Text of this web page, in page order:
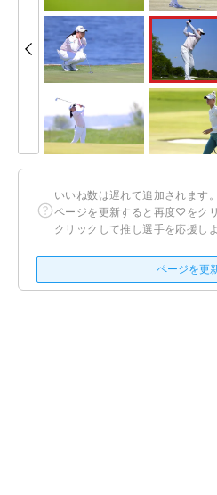
いいね数は遅れて追加されます。
ページを更新すると再度♡をク
クリックして推し選手を応援し
ページを更